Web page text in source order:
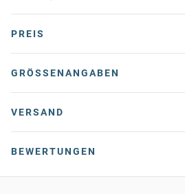
PREIS
GRÖSSENANGABEN
VERSAND
BEWERTUNGEN